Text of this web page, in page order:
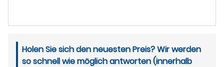
Holen Sie sich den neuesten Preis? Wir werden
so schnell wie möglich antworten (innerhalb